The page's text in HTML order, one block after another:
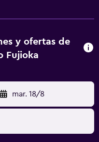
Este hotel en Sano
Se ofrece una
y ofertas de
Fujioka
mar. 18/8